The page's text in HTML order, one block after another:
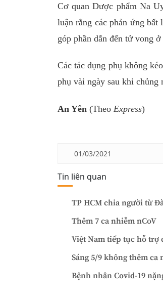
Cơ quan Dược phẩm Na
luận rằng các phản ứng
góp phần dẫn đến tử vong
Các tác dụng phụ không
phụ vài ngày sau khi
An Yên (Theo Express)
01/03/2021
Tin liên quan
TP HCM chia người từ
Thêm 7 ca nhiễm nCoV
Việt Nam tiếp tục hỗ trợ
Sáng 5/9 không thêm ca
Bệnh nhân Covid-19